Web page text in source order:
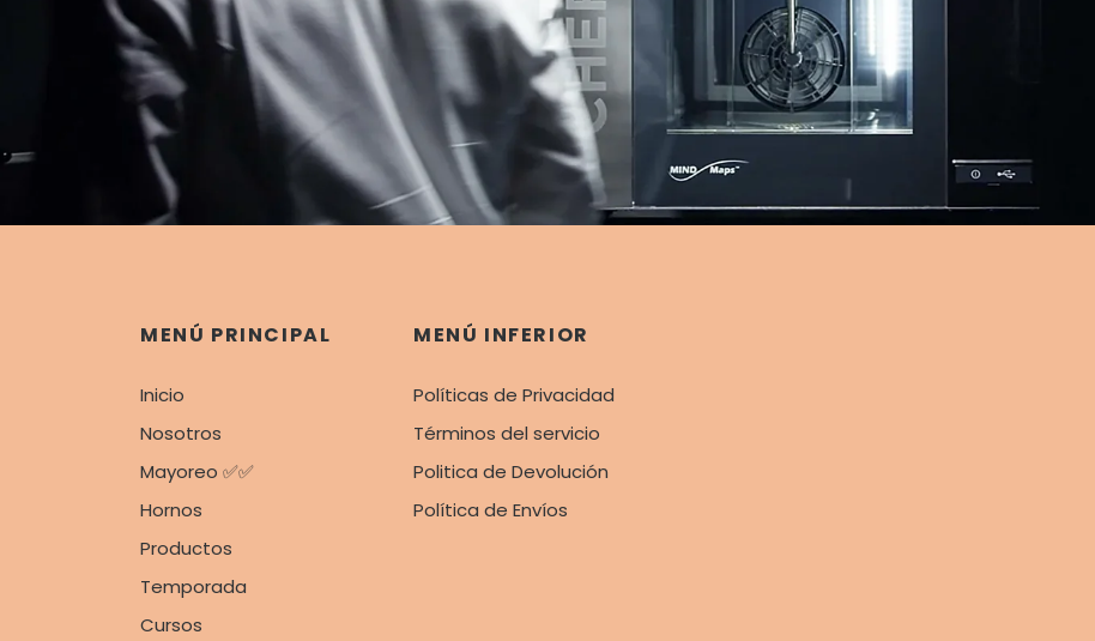
MENÚ PRINCIPAL
Inicio
Nosotros
Mayoreo ✅✅
Hornos
Productos
Temporada
Cursos
MENÚ INFERIOR
Políticas de Privacidad
Términos del servicio
Politica de Devolución
Política de Envíos